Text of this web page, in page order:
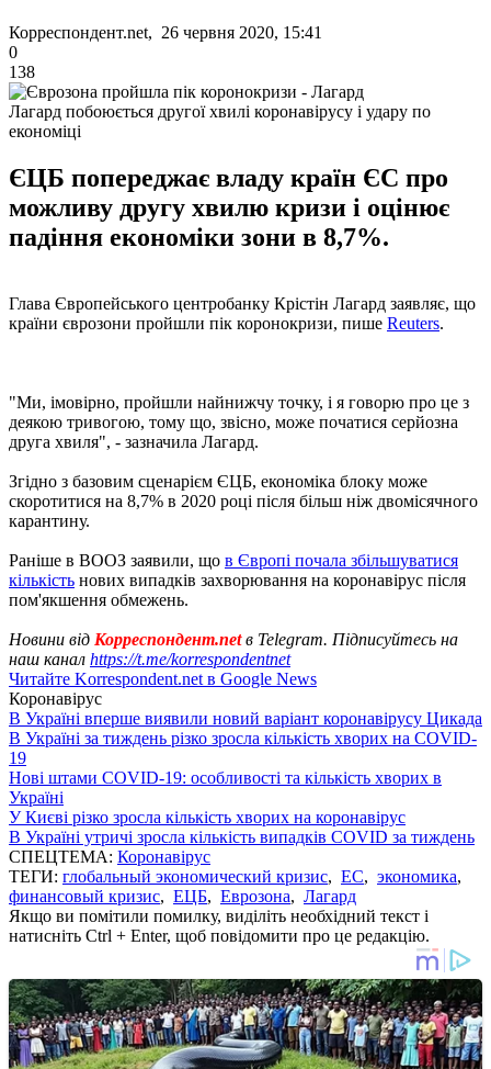
Корреспондент.net, 26 червня 2020, 15:41
0
138
Лагард побоюється другої хвилі коронавірусу і удару по
економіці
ЄЦБ попереджає владу країн ЄС про
можливу другу хвилю кризи і оцінює
падіння економіки зони в 8,7%.
Глава Європейського центробанку Крістін Лагард заявляє, що
країни єврозони пройшли пік коронокризи, пише Reuters.
"Ми, імовірно, пройшли найнижчу точку, і я говорю про це з
деякою тривогою, тому що, звісно, може початися серйозна
друга хвиля", - зазначила Лагард.
Згідно з базовим сценарієм ЄЦБ, економіка блоку може
скоротитися на 8,7% в 2020 році після більш ніж двомісячного
карантину.
Раніше в ВООЗ заявили, що в Європі почала збільшуватися
кількість нових випадків захворювання на коронавірус після
пом'якшення обмежень.
Новини від Корреспондент.netв Telegram. Підписуйтесь на
наш канал https://t.me/korrespondentnet
Читайте Korrespondent.net в Google News
Коронавірус
В Україні вперше виявили новий варіант коронавірусу Цикада
В Україні за тиждень різко зросла кількість хворих на COVID-
19
Нові штами COVID-19: особливості та кількість хворих в
Україні
У Києві різко зросла кількість хворих на коронавірус
В Україні утричі зросла кількість випадків COVID за тиждень
СПЕЦТЕМА: Коронавірус
ТЕГИ: глобальный экономический кризис, ЕС, экономика,
финансовый кризис, ЕЦБ, Еврозона, Лагард
Якщо ви помітили помилку, виділіть необхідний текст і
натисніть Ctrl + Enter, щоб повідомити про це редакцію.